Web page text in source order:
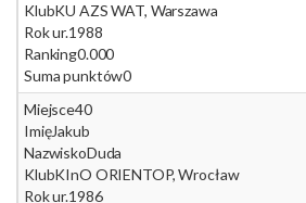
KlubKU AZS WAT, Warszawa
Rok ur.1988
Ranking0.000
Suma punktów0
Miejsce40
ImięJakub
NazwiskoDuda
KlubKInO ORIENTOP, Wrocław
Rok ur.1986